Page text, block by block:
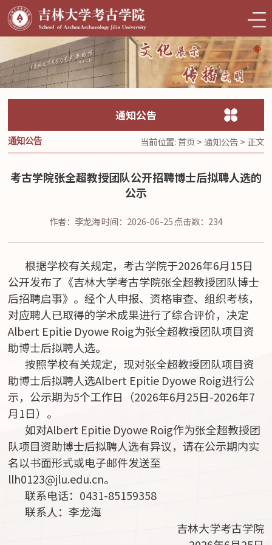
通知公告
通知公告 当前位置: 首页> 通知公告> 正文
考古学院张全超教授团队公开招聘博士后拟聘人选的
公示
作者：李龙海时间：2026-06-25点击数： 234
根据学校有关规定，考古学院于2026年6月15日
公开发布了《吉林大学考古学院张全超教授团队博士
后招聘启事》。经个人申报、资格审查、组织考核，
对应聘人已取得的学术成果进行了综合评价，决定
Albert Epitie Dyowe Roig为张全超教授团队项目资
助博士后拟聘人选。
按照学校有关规定，现对张全超教授团队项目资
助博士后拟聘人选Albert Epitie Dyowe Roig进行公
示，公示期为5个工作日（2026年6月25日-2026年7
月1日）。
如对Albert Epitie Dyowe Roig作为张全超教授团
队项目资助博士后拟聘人选有异议，请在公示期内实
名以书面形式或电子邮件发送至
llh0123@jlu.edu.cn。
联系电话：0431-85159358
联系人：李龙海
吉林大学考古学院